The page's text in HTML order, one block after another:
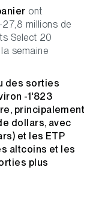
ont
millions de
Select 20
semaine
des sorties
-1'823
principalement
dollars, avec
et les ETP
altcoins et les
plus